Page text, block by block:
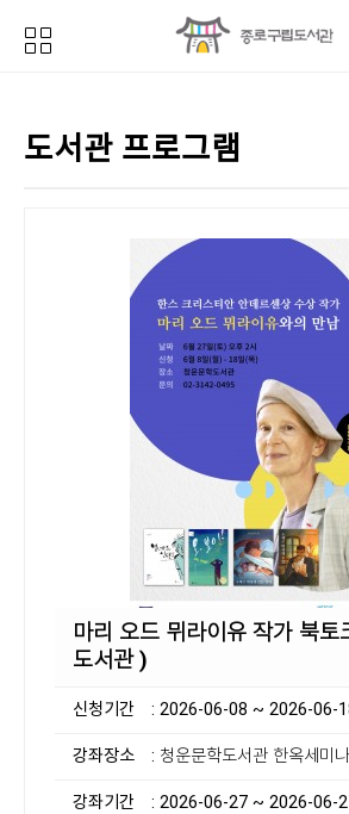
도서관 프로그램
마리 오드 뮈라이유 작가 북토
도서관 )
신청기간 : 2026-06-08 ~ 2026-06-
강좌장소 : 청운문학도서관 한옥세미
강좌기간 : 2026-06-27 ~ 2026-06-